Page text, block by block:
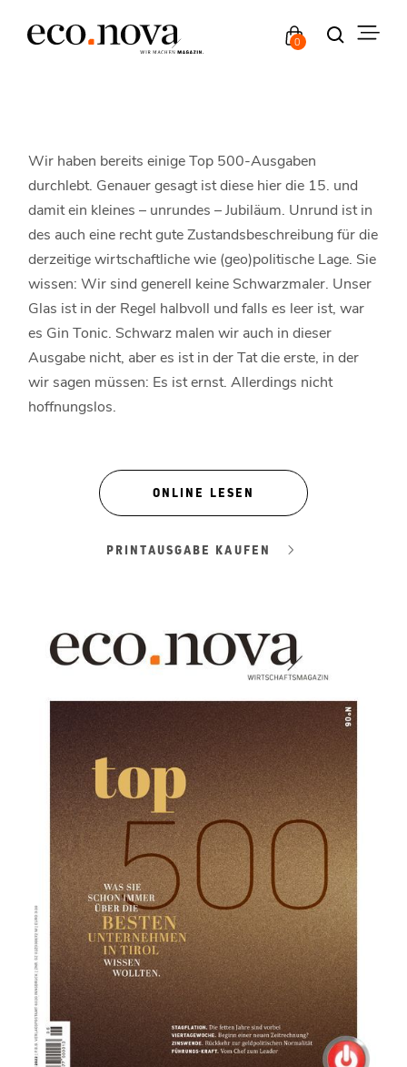
0
Wir haben bereits einige Top 500-Ausgaben
durchlebt. Genauer gesagt ist diese hier die 15. und
damit ein kleines – unrundes – Jubiläum. Unrund ist in
des auch eine recht gute Zustandsbeschreibung für die
derzeitige wirtschaftliche wie (geo)politische Lage. Sie
wissen: Wir sind generell keine Schwarzmaler. Unser
Glas ist in der Regel halbvoll und falls es leer ist, war
es Gin Tonic. Schwarz malen wir auch in dieser
Ausgabe nicht, aber es ist in der Tat die erste, in der
wir sagen müssen: Es ist ernst. Allerdings nicht
hoffnungslos.
ONLINE LESEN
PRINTAUSGABE KAUFEN